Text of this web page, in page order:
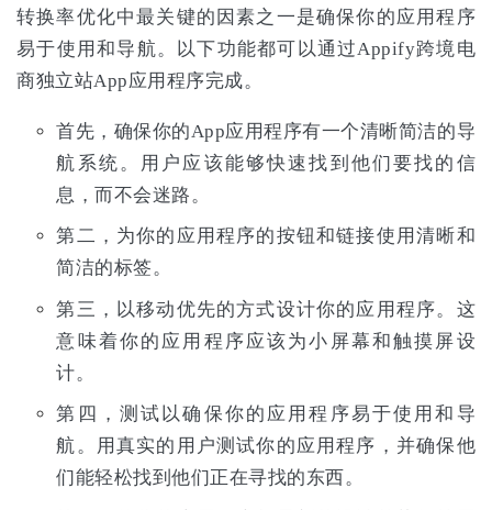
转换率优化中最关键的因素之一是确保你的应用程序
易于使用和导航。以下功能都可以通过Appify跨境电
商独立站App应用程序完成。
首先，确保你的App应用程序有一个清晰简洁的导
航系统。用户应该能够快速找到他们要找的信
息，而不会迷路。
第二，为你的应用程序的按钮和链接使用清晰和
简洁的标签。
第三，以移动优先的方式设计你的应用程序。这
意味着你的应用程序应该为小屏幕和触摸屏设
计。
第四，测试以确保你的应用程序易于使用和导
航。用真实的用户测试你的应用程序，并确保他
们能轻松找到他们正在寻找的东西。